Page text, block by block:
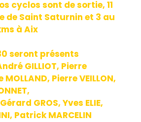
cyclos sont de sortie, 11
de Saint Saturnin et 3 au
à Aix
seront présents
GILLIOT, Pierre
MOLLAND, Pierre VEILLON,
GROS, Yves ELIE,
Patrick MARCELIN